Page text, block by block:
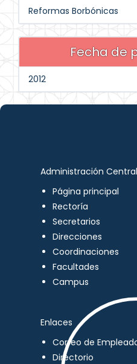
Reformas Borbónicas
Fecha de
2012
Administración Central
Página principal
Rectoría
Secretarios
Direcciones
Coordinaciones
Facultades
Campus
Enlaces
Correo de
Directorio